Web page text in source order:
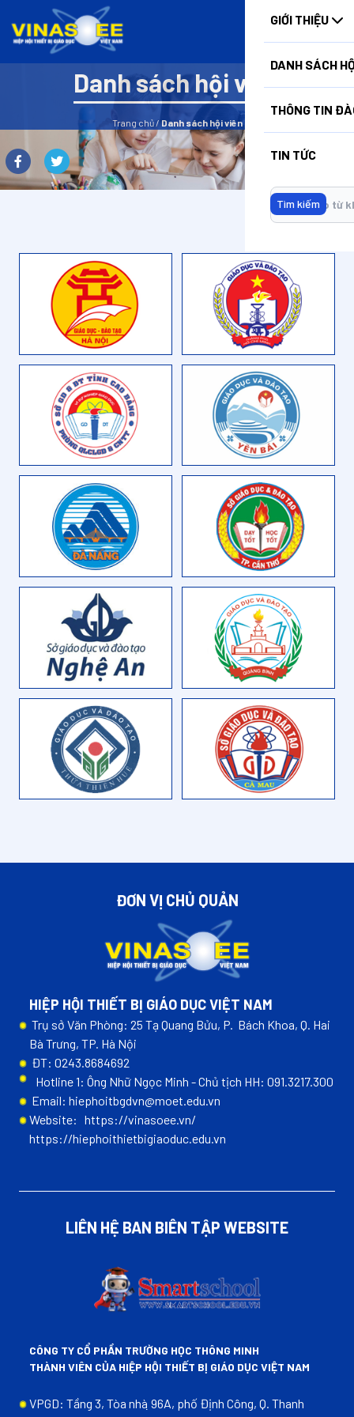
HUẤN
GIỚI THIỆU
DANH SÁCH
THÔNG TIN
TIN TỨC
Tìm kiếm
Danh sách hội viên
Trang chủ/Danh sách hội viên
Danh sách hội viên
Đang cập nhật
ĐƠN VỊ CHỦ QUẢN
HIỆP HỘI THIẾT BỊ GIÁO DỤC VIỆT NAM
Trụ sở Văn Phòng: 25 Tạ Quang Bửu, P. Bách Khoa, Q. Hai
Bà Trưng, TP. Hà Nội
ĐT: 0243.8684692
Hotline 1: Ông Nhữ Ngọc Minh - Chủ tịch HH: 091.3217.300
Email: hiephoitbgdvn@moet.edu.vn
Website: https://vinasoee.vn/
https://hiephoithietbigiaoduc.edu.vn
LIÊN HỆ BAN BIÊN TẬP WEBSITE
CÔNG TY CỔ PHẦN TRƯỜNG HỌC THÔNG MINH
THÀNH VIÊN CỦA HIỆP HỘI THIẾT BỊ GIÁO DỤC VIỆT NAM
VPGD: Tầng 3, Tòa nhà ̣96A, phố Định Công, Q. Thanh